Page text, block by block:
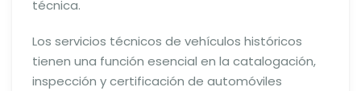
técnica.
Los servicios técnicos de vehículos históricos
tienen una función esencial en la catalogación,
inspección y certificación de automóviles